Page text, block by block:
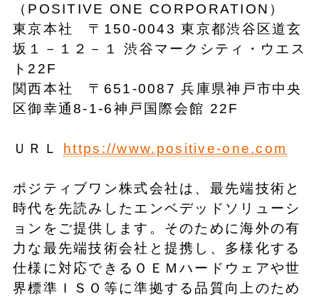
（POSITIVE ONE CORPORATION）
東京本社 〒150-0043 東京都渋谷区道玄
坂１－１２－１ 渋谷マークシティ・ウエス
ト22F
関西本社 〒651-0087 兵庫県神戸市中央
区御幸通8-1-6神戸国際会館 22F
ＵＲＬ https://www.positive-one.com
ポジティブワン株式会社は、最先端技術と
時代を先読みしたエンベデッドソリューシ
ョンをご提供します。そのために海外の有
力な最先端技術会社と提携し、多様化する
仕様に対応できるＯＥＭハードウェアや世
界標準ＩＳＯ等に準拠する品質向上のため